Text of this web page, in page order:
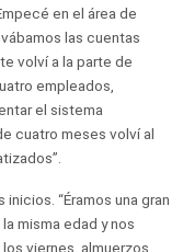
en el área de
las cuentas
volví a la parte de
empleados,
el sistema
cuatro meses volví al
“Éramos una gran
misma edad y nos
viernes, almuerzos